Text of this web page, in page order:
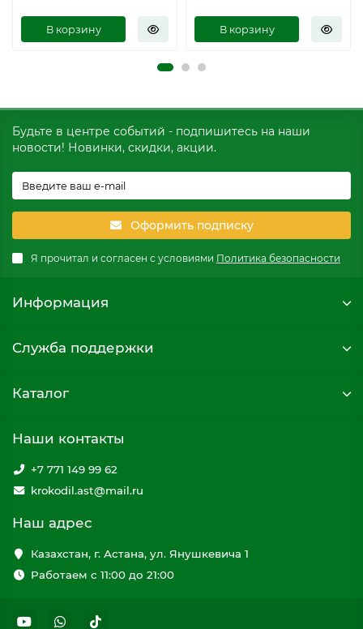
В корзину В корзину
Будьте в центре событий - подпишитесь на наши
новости! Новинки, скидки, акции.
Оформить подписку
Я прочитал и согласен с условиями Политика безопасности
Информация
Служба поддержки
Каталог
Наши контакты
+7 771 149 99 62
krokodil.ast@mail.ru
Наш адрес
Казахстан, г. Астана, ул. Янушкевича 1
Работаем с 11:00 до 21:00